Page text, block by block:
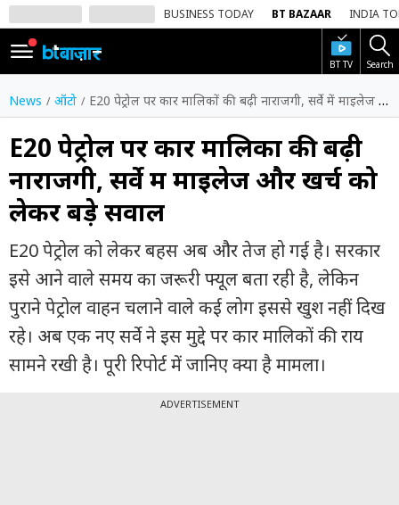
BUSINESS TODAY BT BAZAAR INDIA
BT TV Search
SIGN
IN
Dark
Mode
होम
शेयर
बाज़ार
वीडियो
ट्रेंडिंग
बिजनेस
न्यूज
News ऑटो E20 पेट्रोल पर कार मालिकों की बढ़ी नाराजगी, सर्वे में माइलेज और खर्च को लेकर बड़े सवाल
E20 पेट्रोल पर कार मालिकों की बढ़ी
नाराजगी, सर्वे में माइलेज और खर्च को
लेकर बड़े सवाल
E20 पेट्रोल को लेकर बहस अब और तेज हो गई है। सरकार
इसे आने वाले समय का जरूरी फ्यूल बता रही है, लेकिन
पुराने पेट्रोल वाहन चलाने वाले कई लोग इससे खुश नहीं दिख
रहे। अब एक नए सर्वे ने इस मुद्दे पर कार मालिकों की राय
सामने रखी है। पूरी रिपोर्ट में जानिए क्या है मामला।
ADVERTISEMENT